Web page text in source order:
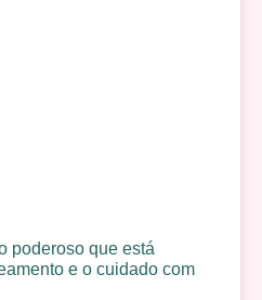
poderoso que está
e o cuidado com